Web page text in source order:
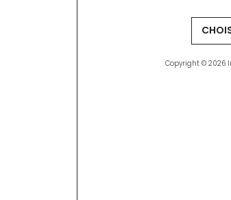
Copyright © 2026